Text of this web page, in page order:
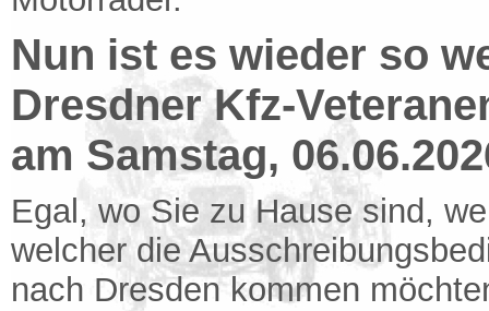
Nun ist es wieder so
Dresdner Kfz-
am Samstag,
Egal, wo Sie zu Hause sind,
welcher die
nach Dresden kommen